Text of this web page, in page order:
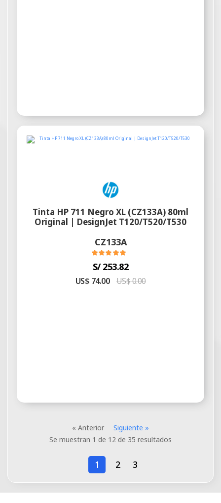
Tinta HP 711 Negro XL (CZ133A) 80ml
Original | DesignJet T120/T520/T530
CZ133A
S/ 253.82
US$ 74.00 US$ 0.00
« Anterior
Siguiente »
Se muestran 1 de 12 de 35 resultados
1 2 3